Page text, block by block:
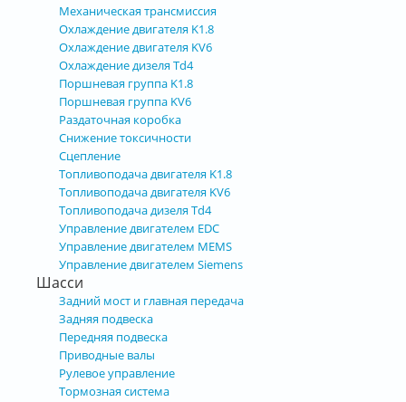
Механическая трансмиссия
Охлаждение двигателя K1.8
Охлаждение двигателя KV6
Охлаждение дизеля Td4
Поршневая группа K1.8
Поршневая группа KV6
Раздаточная коробка
Снижение токсичности
Сцепление
Топливоподача двигателя K1.8
Топливоподача двигателя KV6
Топливоподача дизеля Td4
Управление двигателем EDC
Управление двигателем MEMS
Управление двигателем Siemens
Шасси
Задний мост и главная передача
Задняя подвеска
Передняя подвеска
Приводные валы
Рулевое управление
Тормозная система